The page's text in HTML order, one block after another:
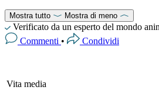
Mostra tutto Mostra di meno
Verificato da un esperto del mondo
Commenti • Condividi
Vita media